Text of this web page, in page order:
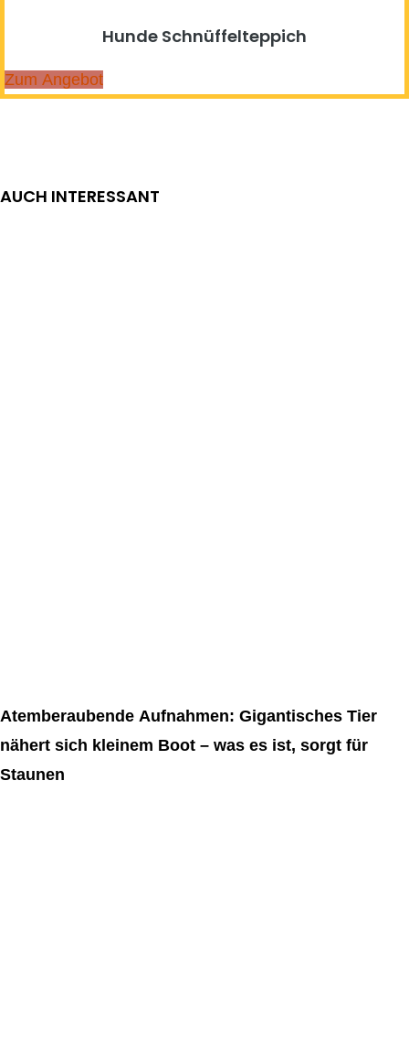
Hunde Schnüffelteppich
Zum Angebot
AUCH INTERESSANT
Atemberaubende Aufnahmen: Gigantisches Tier
nähert sich kleinem Boot – was es ist, sorgt für
Staunen